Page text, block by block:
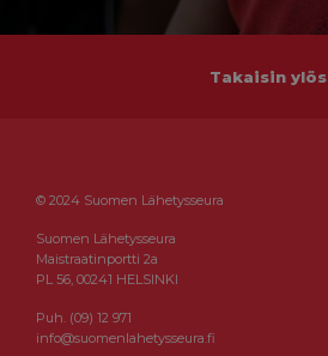
Takaisin ylös
© 2024 Suomen Lähetysseura
Suomen Lähetysseura
Maistraatinportti 2a
PL 56, 00241 HELSINKI
Puh. (09) 12 971
info@suomenlahetysseura.fi